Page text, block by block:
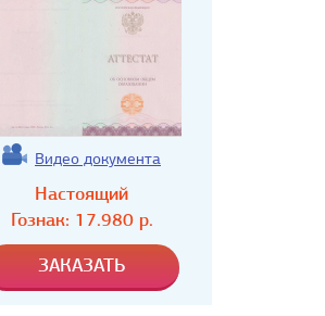
Видео документа
Настоящий
Гознак: 17.980р.